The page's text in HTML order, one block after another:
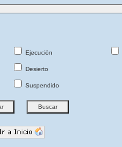
Ejecución
Desierto
Suspendido